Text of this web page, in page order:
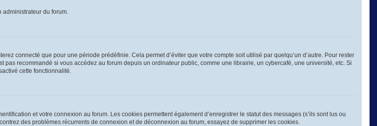
administrateur du forum.
connecté que pour une période prédéfinie. Cela permet d’éviter que votre compte soit utilisé par quelqu’un d’autre. Pour rester
recommandé si vous accédez au forum depuis un ordinateur public, comme une librairie, un cybercafé, une université, etc. Si
cette fonctionnalité.
et votre connexion au forum. Les cookies permettent également d’enregistrer le statut des messages (s’ils sont lus ou
des problèmes récurrents de connexion et de déconnexion au forum, essayez de supprimer les cookies.